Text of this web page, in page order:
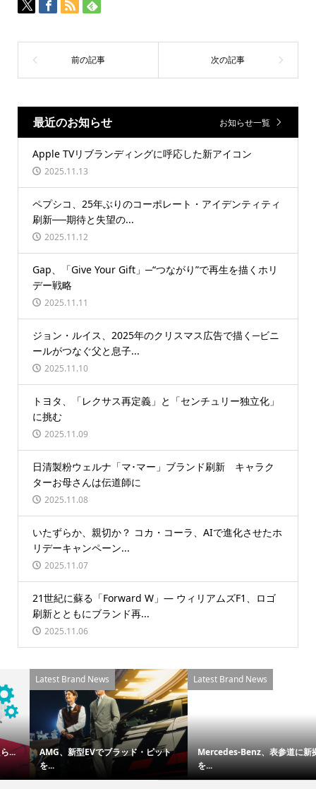
最近のお知らせ お知らせ一覧
Apple TVリブランディングに呼応した新アイコン
2025.11.13
ペプシコ、25年ぶりのコーポレート・アイデンティティ
刷新──期待と失望の...
2025.11.12
Gap、「Give Your Gift」─“つながり”で再生を描くホリ
デー戦略
2025.11.11
ジョン・ルイス、2025年のクリスマス広告で描く─ビニ
ールがつなぐ父と息子...
2025.11.10
トヨタ、「レクサス再定義」と「センチュリー独立化」
に挑む
2025.11.09
日清製粉ウェルナ「マ･マー」ブランド刷新 キャラク
ターお母さんは伝道師に
2025.11.08
いたずらか、親切か？ コカ・コーラ、AIで進化させたホ
リデーキャンペーン...
2025.11.07
21世紀に蘇る「Forward W」― ウィリアムズF1、ロゴ
刷新とともにブランド再...
2025.11.06
Latest Brand News
AMG、新型EVでブラッド・ピット
を...
Latest Brand News
Mercedes-Benz、表参道に新拠点
を...